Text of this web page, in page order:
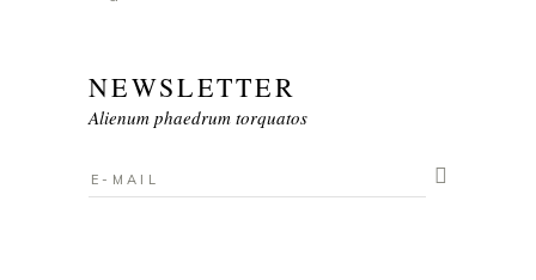
NEWSLETTER
Alienum phaedrum torquatos